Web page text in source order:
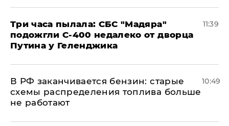
Три часа пылала: СБС "Мадяра"
подожгли С-400 недалеко от дворца
Путина у Геленджика
11:39
​В РФ заканчивается бензин: старые
схемы распределения топлива больше
не работают
10:49